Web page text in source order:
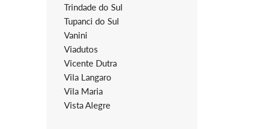
Trindade do Sul
Tupanci do Sul
Vanini
Viadutos
Vicente Dutra
Vila Langaro
Vila Maria
Vista Alegre